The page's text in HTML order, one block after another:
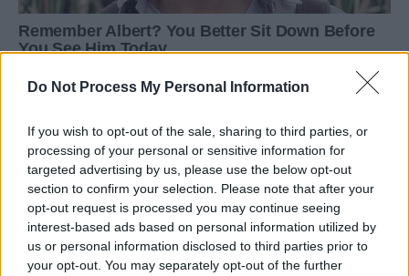
Do Not Process My Personal Information
If you wish to opt-out of the sale, sharing to third parties, or
processing of your personal or sensitive information for
targeted advertising by us, please use the below opt-out
section to confirm your selection. Please note that after your
opt-out request is processed you may continue seeing
interest-based ads based on personal information utilized by
us or personal information disclosed to third parties prior to
your opt-out. You may separately opt-out of the further